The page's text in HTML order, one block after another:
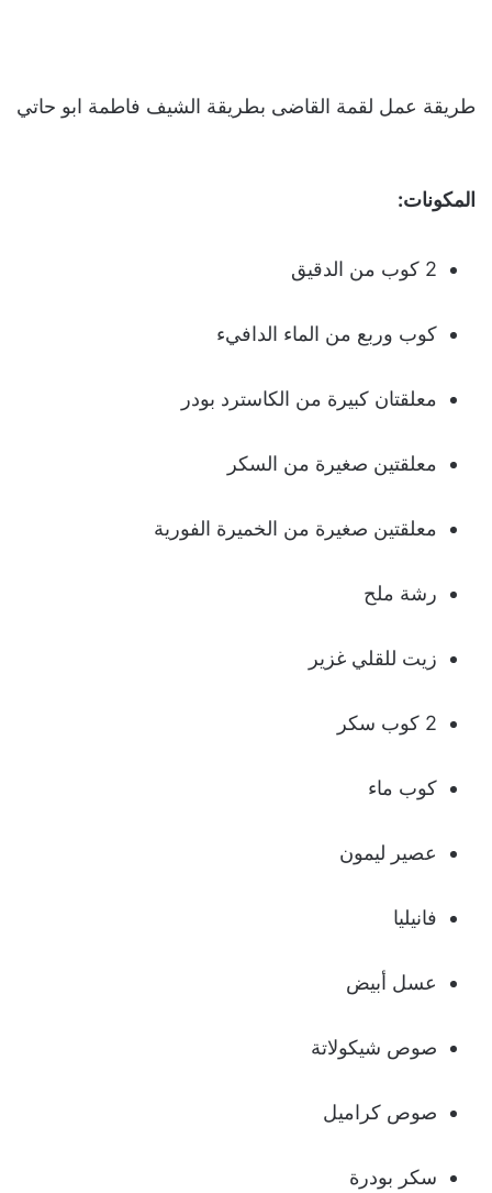
طريقة عمل لقمة القاضى بطريقة الشيف فاطمة ابو حاتي
المكونات:
2 كوب من الدقيق
كوب وربع من الماء الدافيء
معلقتان كبيرة من الكاسترد بودر
معلقتين صغيرة من السكر
معلقتين صغيرة من الخميرة الفورية
رشة ملح
زيت للقلي غزير
2 كوب سكر
كوب ماء
عصير ليمون
فانيليا
عسل أبيض
صوص شيكولاتة
صوص كراميل
سكر بودرة